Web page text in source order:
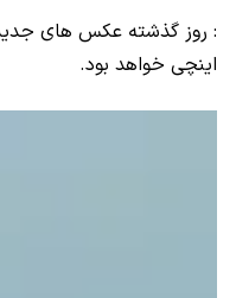
اینچی خواهد بود.